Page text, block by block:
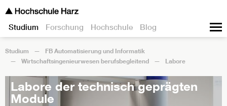
Studium Forschung Hochschule Blog
Studium
FB Automatisierung und Informatik
Wirtschaftsingenieurwesen berufsbegleitend
Labore
Labore der technisch geprägten
Module